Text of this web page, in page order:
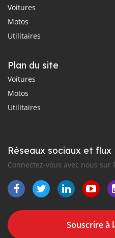
Voitures
Motos
Utilitaires
Plan du site
Voitures
Motos
Utilitaires
Réseaux sociaux et flux
Connectez-vous avec nous sur
Souscrire à